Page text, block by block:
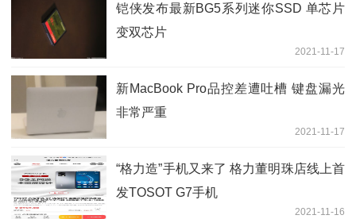
铠侠发布最新BG5系列迷你SSD 单芯片
变双芯片
2021-11-17
新MacBook Pro品控差遭吐槽 键盘漏光
非常严重
2021-11-17
“格力造”手机又来了 格力董明珠店线上首
发TOSOT G7手机
2021-11-16